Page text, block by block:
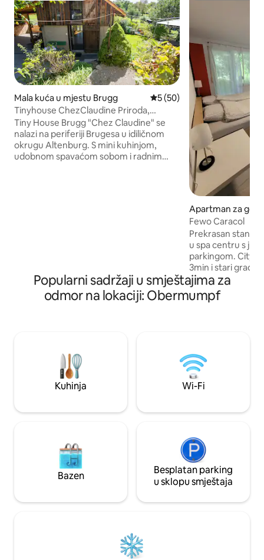
Mala kuća u mjestu Brugg Prosječna ocjena: 5 od 5,
5 (50)
Tinyhouse ChezClaudine Priroda,
Relaksacija, Vrt, Aare
Tiny House Brugg "Chez Claudine" se
nalazi na periferiji Brugesa u idiličnom
okrugu Altenburg. S mini kuhinjom,
udobnom spavaćom sobom i radnim
dozvoljene.
Apartman za
Bad Säckingen
Fewo Caracol
Prekrasan stan od 30 m² u
u spa centru s
parkingom.
3min i stari grad
minuta vozom do
boravišnu taksu s
znači da
10min pješice.
uključena! Besplatno istražite
Blackforest
Popularni sadržaji u smještajima za
odmor na lokaciji: Obermumpf
Kuhinja Wi-Fi
Bazen
Besplatan parking
u sklopu smještaja